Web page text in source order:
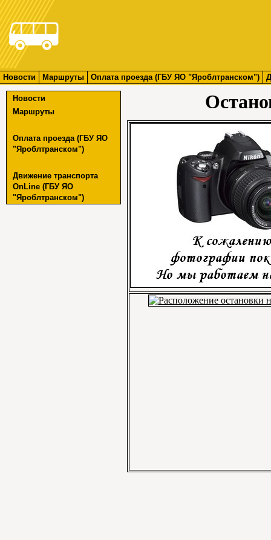
Новости Маршруты Оплата проезда (ГБУ ЯО "Яроблтранском")
Новости
Маршруты
Оплата проезда (ГБУ ЯО
"Яроблтранском")
Движение транспорта
OnLine (ГБУ ЯО
"Яроблтранском")